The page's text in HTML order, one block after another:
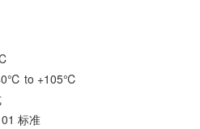
to +105℃
标准